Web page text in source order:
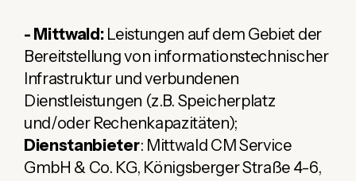
- Mittwald: Leistungen auf dem Gebiet der
Bereitstellung von informationstechnischer
Infrastruktur und verbundenen
Dienstleistungen (z.B. Speicherplatz
und/oder Rechenkapazitäten);
Dienstanbieter: Mittwald CM Service
GmbH & Co. KG, Königsberger Straße 4-6,